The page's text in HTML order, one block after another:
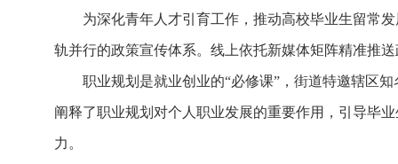
为深化青年人才引育工作，推动高校毕业生留常
轨并行的政策宣传体系。线上依托新媒体矩阵精准推
职业规划是就业创业的“必修课”，街道特邀辖区
阐释了职业规划对个人职业发展的重要作用，引导毕
力。